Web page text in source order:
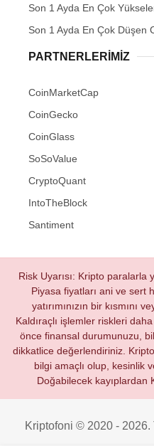
Son 1 Ayda En Çok
Son 1 Ayda En Çok Düşen
PARTNERLERIMIZ
CoinMarketCap
CoinGecko
CoinGlass
SoSoValue
CryptoQuant
IntoTheBlock
Santiment
Risk Uyarısı: Kripto paralarla
Piyasa fiyatları ani ve sert
yatırımınızın bir kısmını
Kaldıraçlı işlemler riskleri
önce finansal durumunuzu,
dikkatlice değerlendiriniz.
bilgi amaçlı olup, kesinlik
Doğabilecek kayıplardan
Kriptofoni © 2020 - 2026.